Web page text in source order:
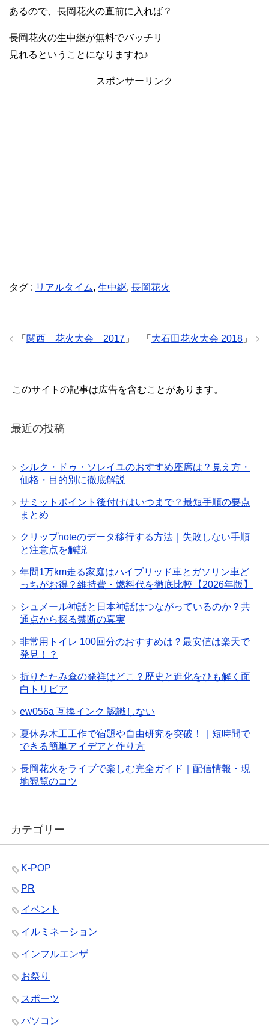
あるので、長岡花火の直前に入れば？
長岡花火の生中継が無料でバッチリ
見れるということになりますね♪
スポンサーリンク
タグ : リアルタイム, 生中継, 長岡花火
「 大石田花火大会 2018 」
「 関西 花火大会 2017 」
このサイトの記事は広告を含むことがあります。
最近の投稿
シルク・ドゥ・ソレイユのおすすめ座席は？見え方・
価格・目的別に徹底解説
サミットポイント後付けはいつまで？最短手順の要点
まとめ
クリップnoteのデータ移行する方法｜失敗しない手順
と注意点を解説
年間1万km走る家庭はハイブリッド車とガソリン車ど
っちがお得？維持費・燃料代を徹底比較【2026年版】
シュメール神話と日本神話はつながっているのか？共
通点から探る禁断の真実
非常用トイレ 100回分のおすすめは？最安値は楽天で
発見！？
折りたたみ傘の発祥はどこ？歴史と進化をひも解く面
白トリビア
ew056a 互換インク 認識しない
夏休み木工工作で宿題や自由研究を突破！｜短時間で
できる簡単アイデアと作り方
長岡花火をライブで楽しむ完全ガイド｜配信情報・現
地観覧のコツ
カテゴリー
K-POP
PR
イベント
イルミネーション
インフルエンザ
お祭り
スポーツ
パソコン